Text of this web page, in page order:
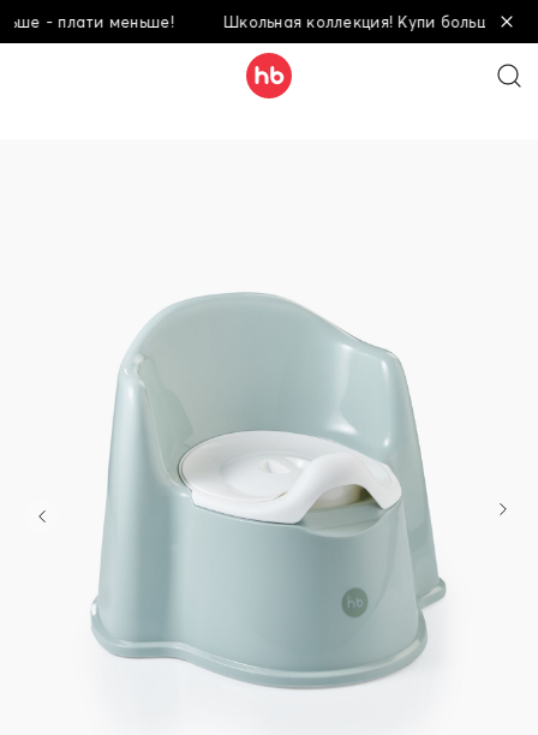
- плати меньше! Школьная коллекция! Купи больше -